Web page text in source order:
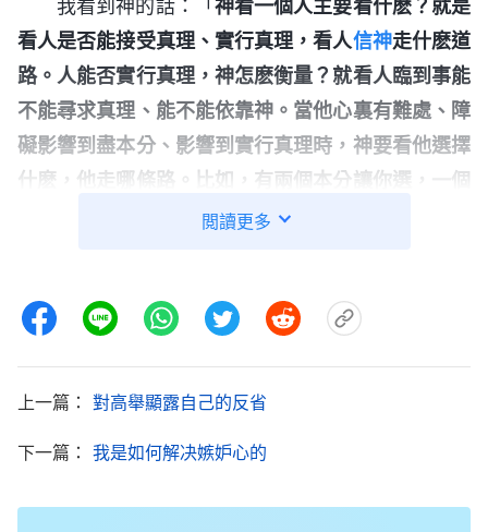
我看到神的話：「 神看一個人主要看什麽？就是
看人是否能接受真理、實行真理，看人信神走什麽道
路。人能否實行真理，神怎麽衡量？就看人臨到事能
不能尋求真理、能不能依靠神。當他心裏有難處、障
礙影響到盡本分、影響到實行真理時，神要看他選擇
什麽，他走哪條路。比如，有兩個本分讓你選，一個
露臉、輕省，肉體安逸，一個有點難度，做起來可能
神家擔擔子，是在體貼神的心，但是費力不討好，選
用吃苦，我選這個』。你這麽選擇，神會怎麽説？神
了。」（神的交通）神揭示人臨到本分只考慮自己的
閲讀更多
上一篇： 對高舉顯露自己的反省
下一篇： 我是如何解决嫉妒心的